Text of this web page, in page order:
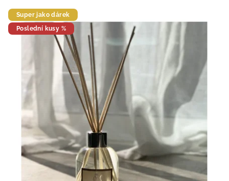
Super jako dárek
Poslední kusy %